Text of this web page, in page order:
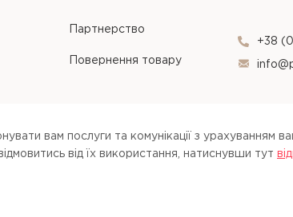
Партнерство
Повернення товару
+38
вам послуги та комунікації з урахуванням
вiд їх використання, натиснувши тут